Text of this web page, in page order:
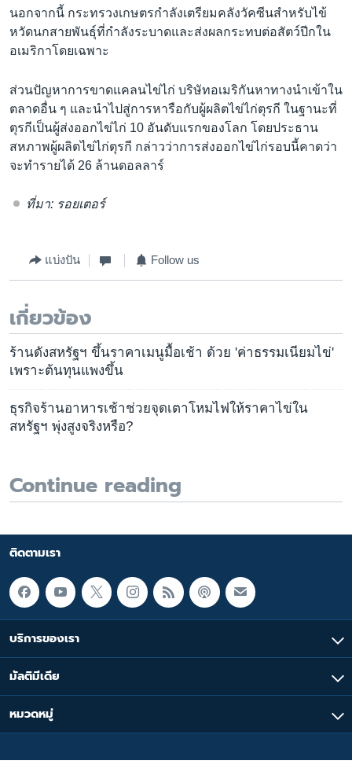
นอกจากนี้ กระทรวงเกษตรกำลังเตรียมคลังวัคซีนสำหรับไข้
หวัดนกสายพันธุ์ที่กำลังระบาดและส่งผลกระทบต่อสัตว์ปีกใน
อเมริกาโดยเฉพาะ
ส่วนปัญหาการขาดแคลนไข่ไก่ บริษัทอเมริกันหาทางนำเข้าใน
ตลาดอื่น ๆ และนำไปสู่การหารือกับผู้ผลิตไข่ไก่ตุรกี ในฐานะที่
ตุรกีเป็นผู้ส่งออกไข่ไก่ 10 อันดับแรกของโลก โดยประธาน
สหภาพผู้ผลิตไข่ไก่ตุรกี กล่าวว่าการส่งออกไข่ไก่รอบนี้คาดว่า
จะทำรายได้ 26 ล้านดอลลาร์
ที่มา: รอยเตอร์
แบ่งปัน Follow us
เกี่ยวข้อง
ร้านดังสหรัฐฯ ขึ้นราคาเมนูมื้อเช้า ด้วย 'ค่าธรรมเนียมไข่'
เพราะต้นทุนแพงขึ้น
ธุรกิจร้านอาหารเช้าช่วยจุดเตาโหมไฟให้ราคาไข่ใน
สหรัฐฯ พุ่งสูงจริงหรือ?
Continue reading
ติดตามเรา
บริการของเรา
มัลติมีเดีย
หมวดหมู่